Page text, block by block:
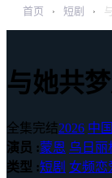
首页 › 短剧 ›
与她共
全集完结2026 中
演员 :蒙恩 乌日丽
类型 :短剧 女频恋